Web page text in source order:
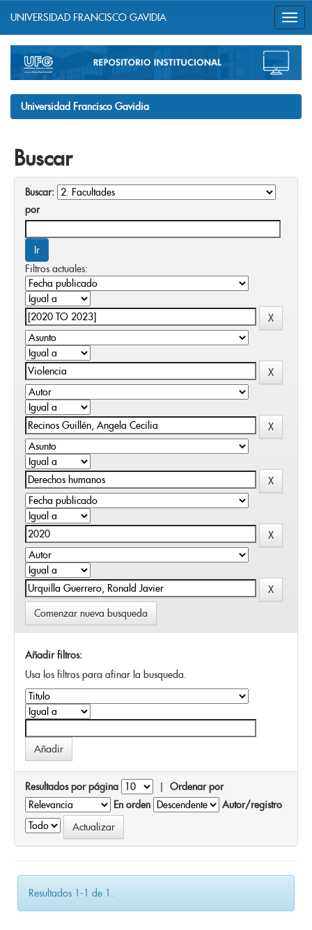
navigation
UNIVERSIDAD FRANCISCO GAVIDIA
Universidad Francisco Gavidia
Buscar
Buscar:
por
Filtros actuales:
Comenzar nueva busqueda
Añadir filtros:
Usa los filtros para afinar la busqueda.
Resultados por página | Ordenar por
En orden
Autor/registro
Resultados 1-1 de 1.